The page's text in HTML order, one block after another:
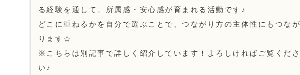
る経験を通して、所属感・安心感が育まれる活動です♪
どこに重ねるかを自分で選ぶことで、つながり方の主体性にもつなが
ります☆
※こちらは別記事で詳しく紹介しています！よろしければご覧くださ
い♪